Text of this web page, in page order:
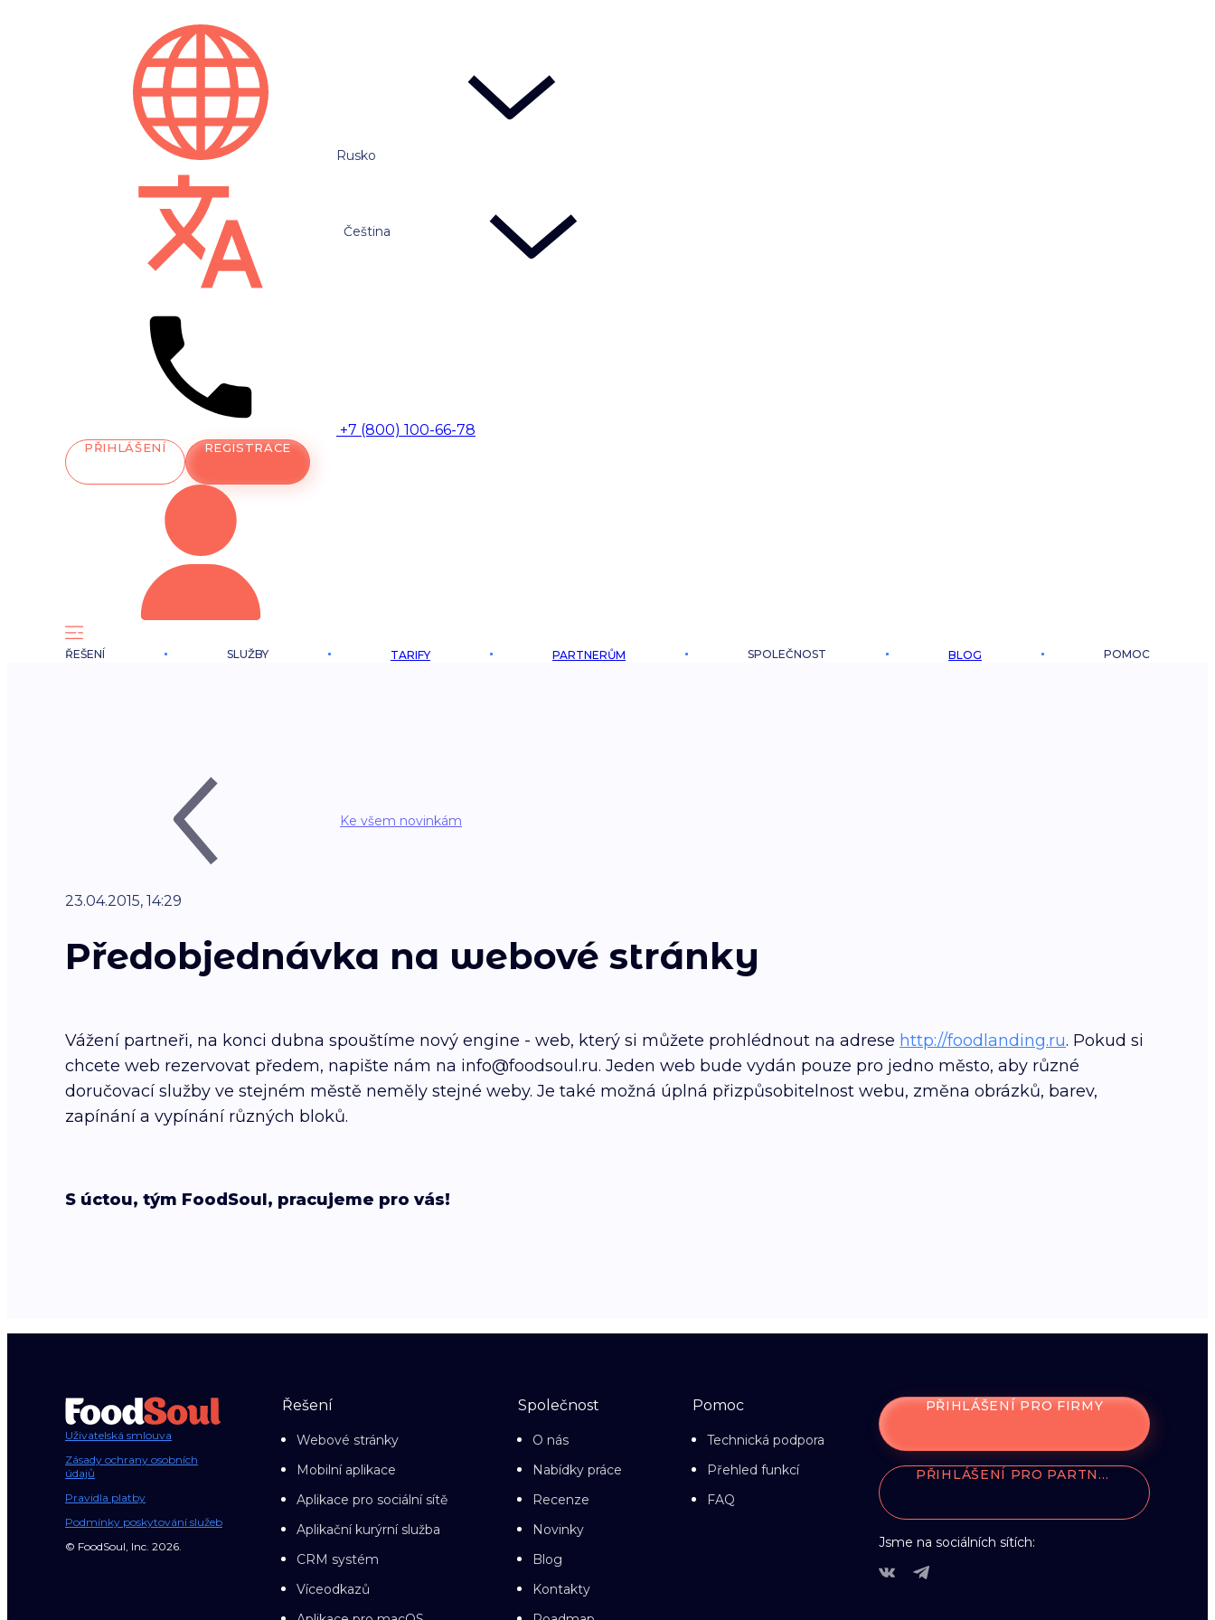
Rusko
Čeština
+7 (800) 100-66-78
PŘIHLÁŠENÍ REGISTRACE
ŘEŠENÍ SLUŽBY TARIFY PARTNERŮM SPOLEČNOST BLOG POMOC
Ke všem novinkám
23.04.2015, 14:29
Předobjednávka na webové stránky
Vážení partneři, na konci dubna spouštíme nový engine - web, který si můžete prohlédnout na adrese http://foodlanding.ru. Pokud si
chcete web rezervovat předem, napište nám na info@foodsoul.ru. Jeden web bude vydán pouze pro jedno město, aby různé
doručovací služby ve stejném městě neměly stejné weby. Je také možná úplná přizpůsobitelnost webu, změna obrázků, barev,
zapínání a vypínání různých bloků.
S úctou, tým FoodSoul, pracujeme pro vás!
Uživatelská smlouva
Zásady ochrany osobních
údajů
Pravidla platby
Podmínky poskytování služeb
© FoodSoul, Inc. 2026.
Řešení
Webové stránky
Mobilní aplikace
Aplikace pro sociální sítě
Aplikační kurýrní služba
CRM systém
Víceodkazů
Společnost
O nás
Nabídky práce
Recenze
Novinky
Blog
Kontakty
Pomoc
Technická podpora
Přehled funkcí
FAQ
PŘIHLÁŠENÍ PRO FIRMY
PŘIHLÁŠENÍ PRO PARTNERY
Jsme na sociálních sítích: